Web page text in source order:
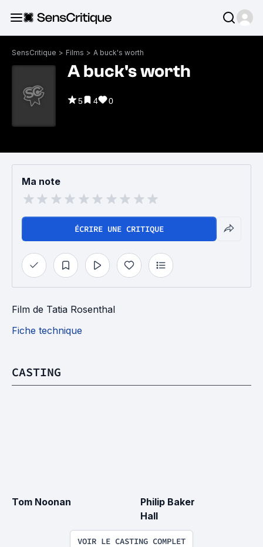
SensCritique > Films > A buck's worth
A buck's worth
5 4 0
Ma note
ÉCRIRE UNE CRITIQUE
Film de Tatia Rosenthal
Fiche technique
CASTING
Tom Noonan
Philip Baker
Hall
VOIR LE CASTING COMPLET